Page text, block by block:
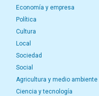
Economía y empresa
Política
Cultura
Local
Sociedad
Social
Agricultura y medio ambiente
Ciencia y tecnología